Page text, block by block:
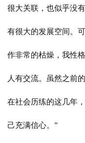
很大关联，也似乎没
有很大的发展空间。
作非常的枯燥，我性
人有交流。虽然之前
在社会历练的这几年
己充满信心。”